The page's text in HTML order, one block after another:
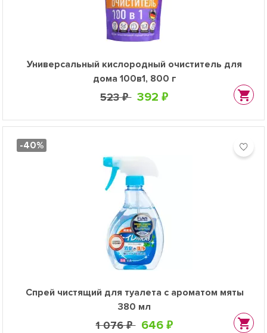
Универсальный кислородный очиститель для
дома 100в1, 800 г
523 ₽ 392 ₽
-40%
Спрей чистящий для туалета с ароматом мяты
380 мл
1 076 ₽ 646 ₽